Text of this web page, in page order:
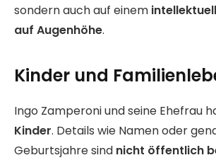
sondern auch auf einem
auf Augenhöhe.
Kinder und
Ingo Zamperoni und seine Ehefrau
Kinder. Details wie Namen oder
Geburtsjahre sind nicht öffentlich